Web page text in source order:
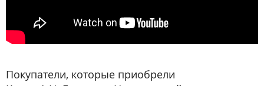
Покупатели, которые приобрели